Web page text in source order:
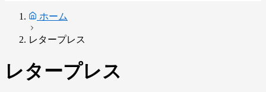
ホーム
レタープレス
レタープレス